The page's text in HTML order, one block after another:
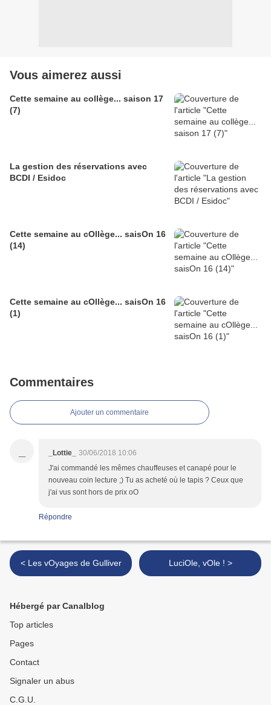
Vous aimerez aussi
Cette semaine au collège... saison 17
(7)
La gestion des réservations avec
BCDI / Esidoc
Cette semaine au cOllège... saisOn 16
(14)
Cette semaine au cOllège... saisOn 16
(1)
Commentaires
Ajouter un commentaire
_Lottie_
30/06/2018 10:06
J'ai commandé les mêmes chauffeuses et canapé pour le
nouveau coin lecture ;) Tu as acheté où le tapis ? Ceux que
j'ai vus sont hors de prix oO
Répondre
< Les vOyages de Gulliver LuciOle, vOle ! >
Hébergé par Canalblog
Top articles
Pages
Contact
Signaler un abus
C.G.U.